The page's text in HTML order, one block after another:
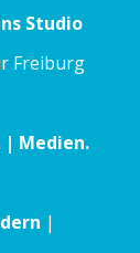
Studio
Freiburg
| Medien.
|